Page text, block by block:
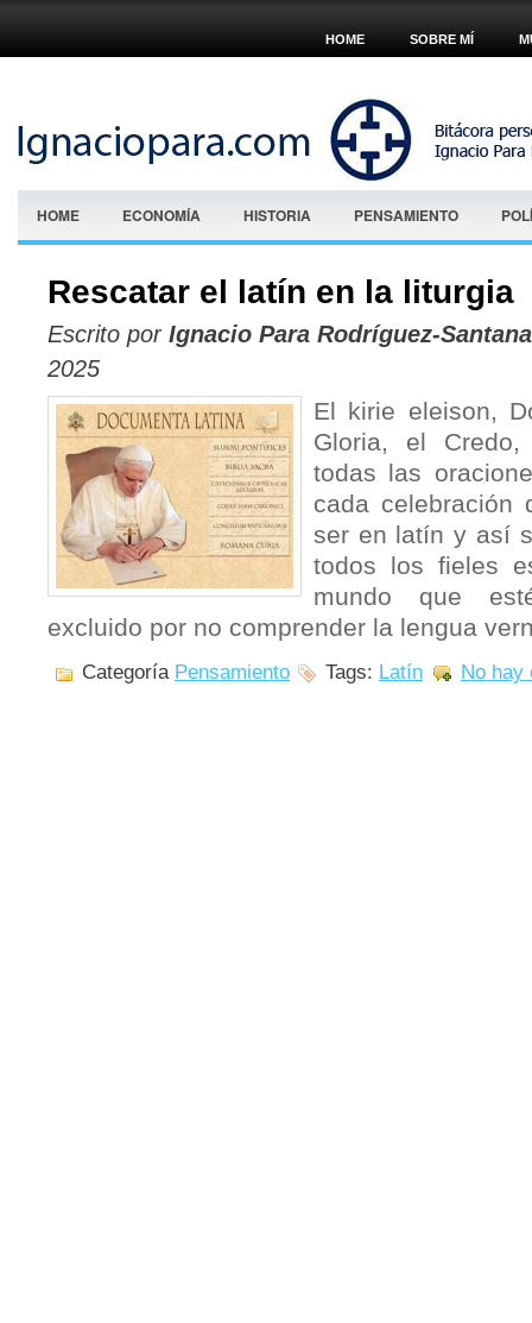
HOME SOBRE MÍ
HOME ECONOMÍA HISTORIA PENSAMIENTO
Rescatar el latín en la liturgia
Escrito por Ignacio Para Rodríguez-Santana
2025
El kirie eleison,
Gloria, el
todas las
cada celebración
ser en latín y así
todos los fieles
mundo que
excluido por no comprender la lengua
Categoría Pensamiento Tags: Latín No hay